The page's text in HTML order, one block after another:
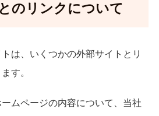
のリンクについて
は、いくつかの外部サイトとリ
す。
ムページの内容について、当社